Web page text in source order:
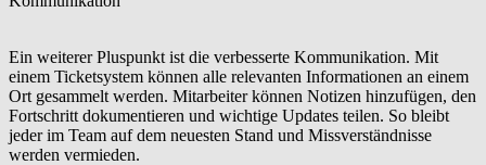
Ein weiterer Pluspunkt ist die verbesserte Kommunikation. Mit
einem Ticketsystem können alle relevanten Informationen an einem
Ort gesammelt werden. Mitarbeiter können Notizen hinzufügen, den
Fortschritt dokumentieren und wichtige Updates teilen. So bleibt
jeder im Team auf dem neuesten Stand und Missverständnisse
werden vermieden.